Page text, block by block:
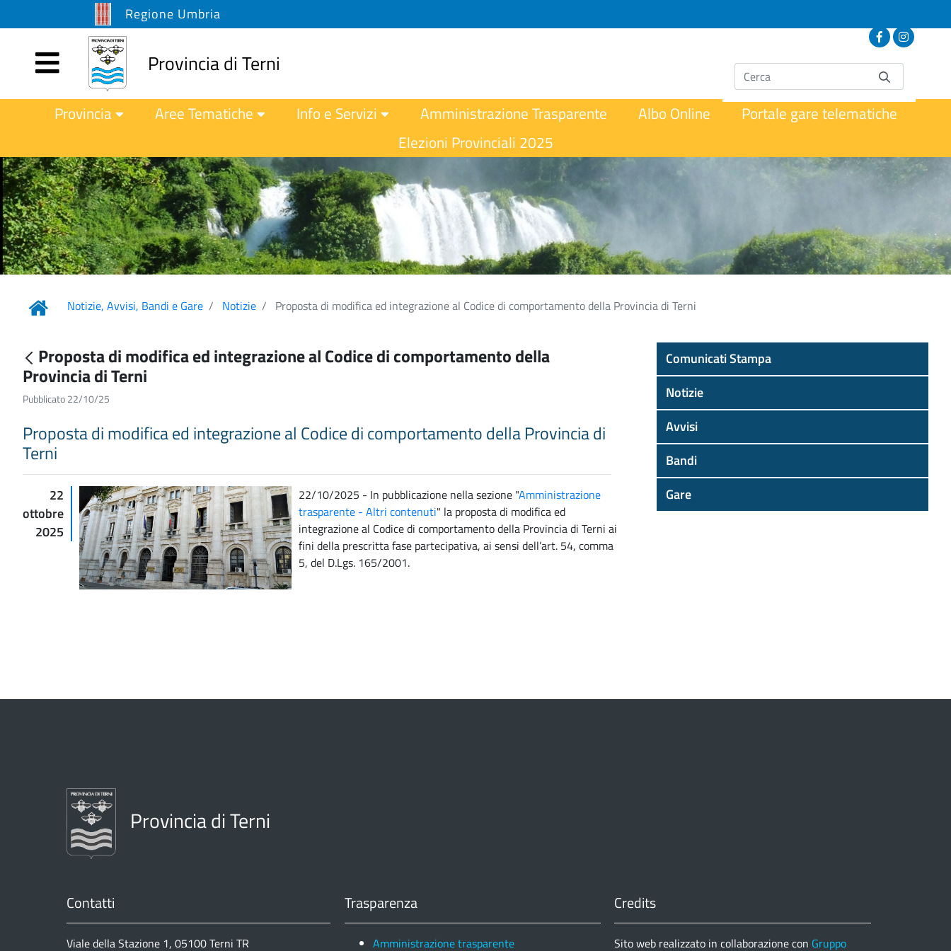
Regione Umbria
Provincia di Terni
Provincia Aree Tematiche Info e Servizi Amministrazione Trasparente Albo Online
Portale gare telematiche
Elezioni Provinciali 2025
Notizie, Avvisi, Bandi e Gare Notizie Proposta di modifica ed integrazione al Codice di comportamento della Provincia di Terni
Proposta di modifica ed integrazione al Codice di comportamento della
Provincia di Terni
Pubblicato 22/10/25
Proposta di modifica ed integrazione al Codice di comportamento della Provincia di
Terni
22
ottobre
2025
22/10/2025 - In pubblicazione nella sezione "Amministrazione
trasparente - Altri contenuti" la proposta di modifica ed
integrazione al Codice di comportamento della Provincia di Terni ai
fini della prescritta fase partecipativa, ai sensi dell’art. 54, comma
5, del D.Lgs. 165/2001.
Comunicati Stampa
Notizie
Avvisi
Bandi
Gare
Provincia di Terni
Contatti
Viale della Stazione 1, 05100 Terni TR
Trasparenza
Amministrazione trasparente
Credits
Sito web realizzato in collaborazione con Gruppo